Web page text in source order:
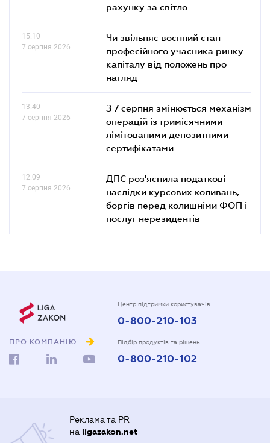
рахунку за світло
15.10
7 серпня 2026
Чи звільняє воєнний стан
професійного учасника ринку
капіталу від положень про
нагляд
13.40
7 серпня 2026
З 7 серпня змінюється механізм
операцій із тримісячними
лімітованими депозитними
сертифікатами
12.09
7 серпня 2026
ДПС роз'яснила податкові
наслідки курсових коливань,
боргів перед колишніми ФОП і
послуг нерезидентів
ПРО КОМПАНІЮ
Центр підтримки користувачів
0-800-210-103
Підбір продуктів та рішень
0-800-210-102
Реклама та PR
на ligazakon.net